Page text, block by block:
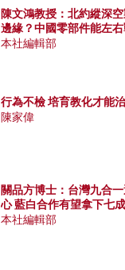
陳文鴻教授：北約縱深
邊緣？中國零部件能左右
本社編輯部
行為不檢 培育教化才能
陳家偉
關品方博士：台灣九合
心 藍白合作有望拿下七
本社編輯部